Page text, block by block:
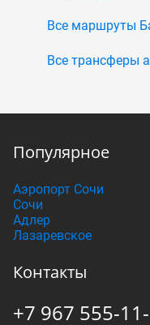
Все маршруты
Все трансферы
Популярное
Аэропорт Сочи
Сочи
Адлер
Лазаревское
Контакты
+7 967 555-